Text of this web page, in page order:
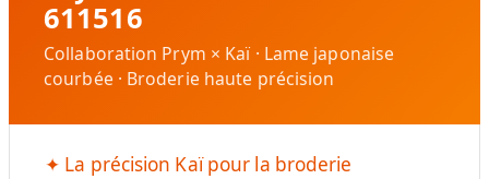
611516
Collaboration Prym × Kaï · Lame japonaise
courbée · Broderie haute précision
✦ La précision Kaï pour la broderie